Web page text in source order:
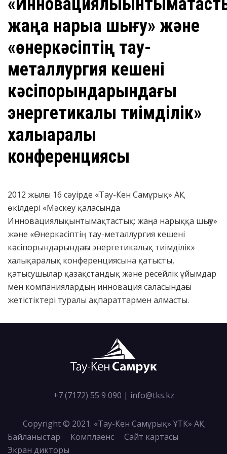
жаңа нарыққа шығу» және
«өнеркәсіптің тау-
металлургия кешені
кәсіпорындарындағы
энергетикалық тиімділік»
халықаралық
конференциясы
2012 жылғы 16 сәуірде «Тау-Кен Самұрық» АҚ
өкілдері «Мәскеу қаласында
Инновациялықынтымақтастық: жаңа нарыққа шығу»
және «Өнеркәсіптің тау-металлургия кешені
кәсіпорындарындағы энергетикалық тиімділік»
халықаралық конференциясына қатысты,
қатысушылар қазақстандық және ресейлік ұйымдар
мен компаниялардың инновация саласындағы
жетістіктері туралы ақпараттармен алмасты.
+7 (7172) 55 9 090 | info@tks.kz
Copyright © 2021. «Тау-Кен Самұрық» ҰТК» АҚ
Байланыстар
Комплаенс
Сайт картасы
Экран дикторы